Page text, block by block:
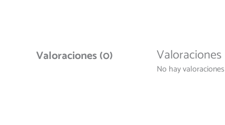
Valoraciones (0) Valoraciones
No hay